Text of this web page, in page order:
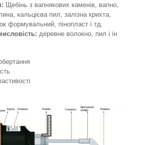
Щебінь з вапнякових каменів, вапно,
кальцієва пил, залізна крихта,
формувальний, пінопласт і тд.
деревне волокно, пил і ін